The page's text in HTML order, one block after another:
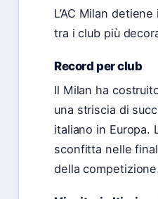
L’AC Milan
tra i club più
Record per club
Il Milan ha
una striscia di
italiano in
sconfitta nelle
della competizione.